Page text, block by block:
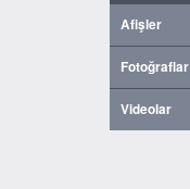
Afişler
Fotoğraflar
Videolar